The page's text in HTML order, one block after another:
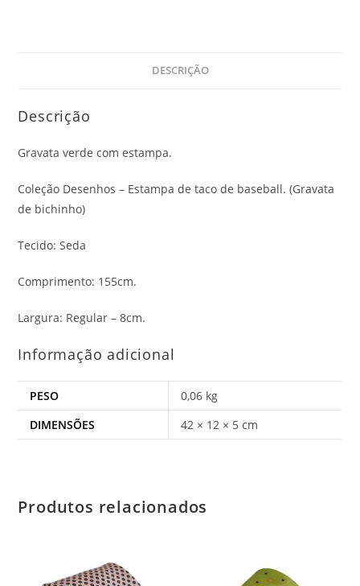
DESCRIÇÃO
Descrição
Gravata verde com estampa.
Coleção Desenhos – Estampa de taco de baseball. (Gravata
de bichinho)
Tecido: Seda
Comprimento: 155cm.
Largura: Regular – 8cm.
Informação adicional
PESO
0,06 kg
DIMENSÕES
42 × 12 × 5 cm
Produtos relacionados